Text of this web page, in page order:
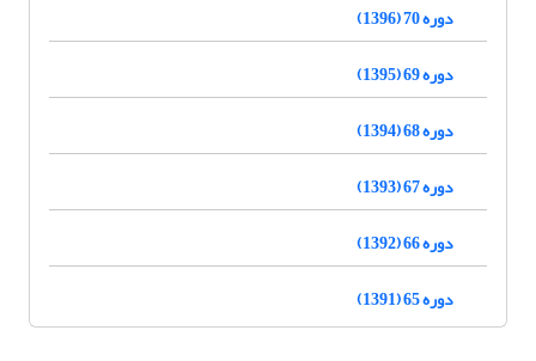
دوره 70 (1396)
دوره 69 (1395)
دوره 68 (1394)
دوره 67 (1393)
دوره 66 (1392)
دوره 65 (1391)